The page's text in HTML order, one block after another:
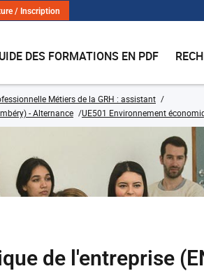
/ Inscription
DES FORMATIONS EN PDF
Métiers de la GRH : assistant
- Alternance
UE501 Environnement
de l'entreprise